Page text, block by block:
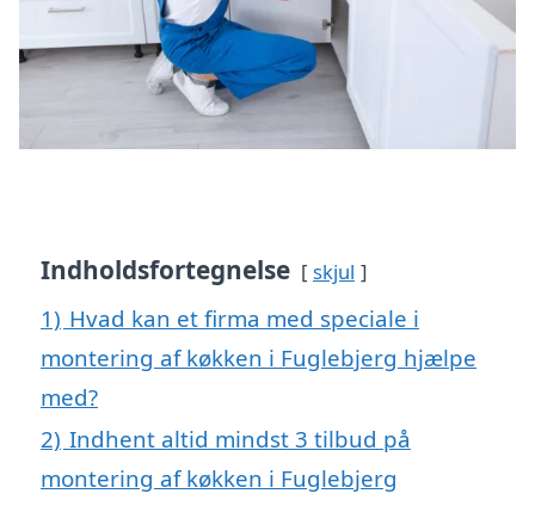
Indholdsfortegnelse skjul
1) Hvad kan et firma med speciale i
montering af køkken i Fuglebjerg hjælpe
med?
2) Indhent altid mindst 3 tilbud på
montering af køkken i Fuglebjerg